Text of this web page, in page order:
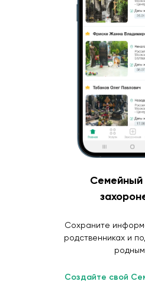
Семейный
Сохраните
родственниках и
Создайте свой